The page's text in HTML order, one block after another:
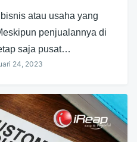
atau usaha yang
penjualannya di
saja pusat…
24, 2023